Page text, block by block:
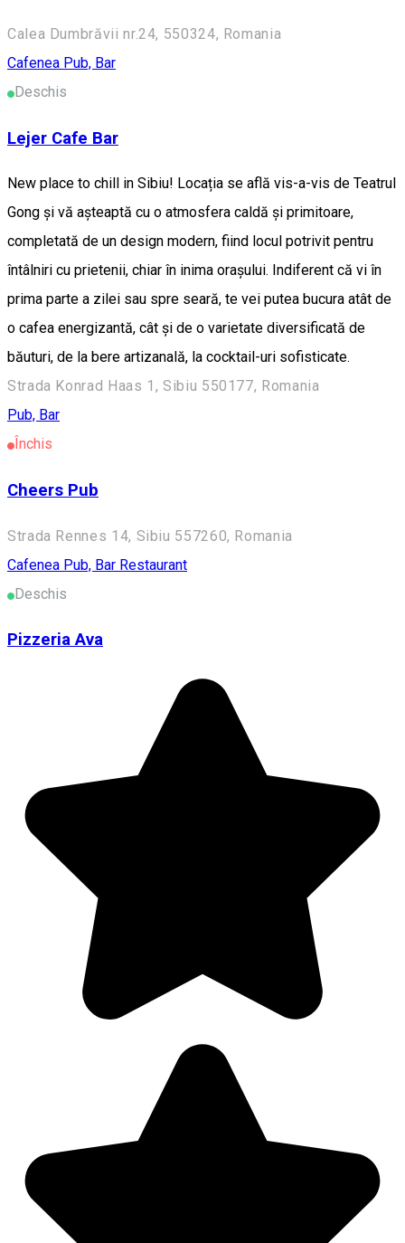
Calea Dumbrăvii nr.24, 550324, Romania
Cafenea Pub, Bar
Deschis
Lejer Cafe Bar
New place to chill in Sibiu! Locația se află vis-a-vis de Teatrul
Gong și vă așteaptă cu o atmosfera caldă și primitoare,
completată de un design modern, fiind locul potrivit pentru
întâlniri cu prietenii, chiar în inima orașului. Indiferent că vi în
prima parte a zilei sau spre seară, te vei putea bucura atât de
o cafea energizantă, cât și de o varietate diversificată de
băuturi, de la bere artizanală, la cocktail-uri sofisticate.
Strada Konrad Haas 1, Sibiu 550177, Romania
Pub, Bar
Închis
Cheers Pub
Strada Rennes 14, Sibiu 557260, Romania
Cafenea Pub, Bar Restaurant
Deschis
Pizzeria Ava